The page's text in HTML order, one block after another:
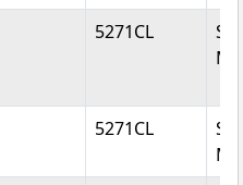
5271CL
5271CL